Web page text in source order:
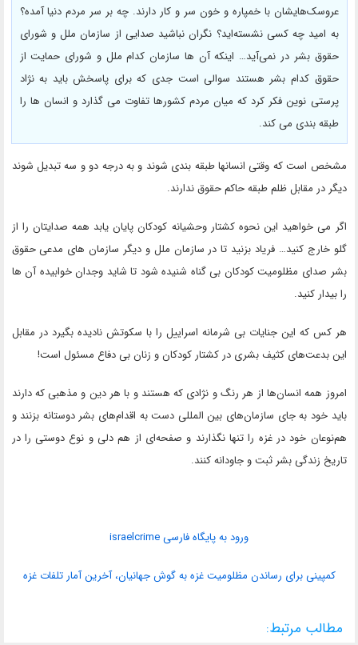
عروسک‌هایشان با خمپاره و خون سر و کار دارند. چه بر سر مردم دنیا آمده؟
به امید چه کسی نشسته‌اید؟ نگران نباشید صدایی از سازمان ملل و شورای
حقوق بشر در نمی‌آید… اینکه آن ها سازمان کدام ملل و شورای حمایت از
حقوق کدام بشر هستند سوالی است جدی که برای پاسخش باید به نژاد
پرستی نوین فکر کرد که میان مردم کشورها تفاوت می گذارد و انسان ها را
طبقه بندی می کند.
مشخص است که وقتی انسانها طبقه بندی شوند و به درجه دو و سه تبدیل شوند
دیگر در مقابل ظلم طبقه حاکم حقوق ندارند.
اگر می خواهید این نحوه کشتار وحشیانه کودکان پایان یابد همه صدایتان را از
گلو خارج کنید… فریاد بزنید تا در سازمان ملل و دیگر سازمان های مدعی حقوق
بشر صدای مظلومیت کودکان بی گناه شنیده شود تا شاید وجدان خوابیده آن ها
را بیدار کنید.
هر کس که این جنایات بی شرمانه اسراییل را با سکوتش نادیده بگیرد در مقابل
این بدعت‌های کثیف بشری در کشتار کودکان و زنان بی دفاع مسئول است!
امروز همه انسان‌ها از هر رنگ و نژادی که هستند و با هر دین و مذهبی که دارند
باید خود به جای سازمان‌های بین المللی دست به اقدام‌های بشر دوستانه بزنند و
هم‌نوعان خود در غزه را تنها نگذارند و صفحه‌ای از هم دلی و نوع دوستی را در
تاریخ زندگی بشر ثبت و جاودانه کنند.
ورود به پایگاه فارسی israelcrime
کمپینی برای رساندن مظلومیت غزه به گوش جهانیان، آخرین آمار تلفات غزه
مطالب مرتبط: